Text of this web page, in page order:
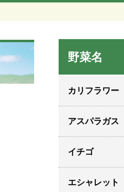
野菜名
カリフラワー
アスパラガス
イチゴ
エシャレット